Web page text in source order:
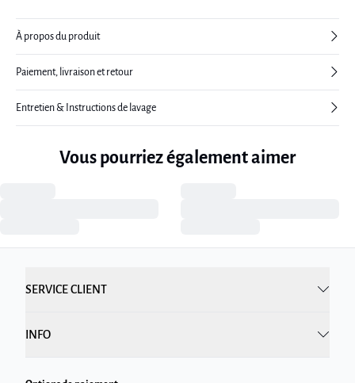
À propos du produit
Paiement, livraison et retour
Entretien & Instructions de lavage
Vous pourriez également aimer
SERVICE CLIENT
INFO